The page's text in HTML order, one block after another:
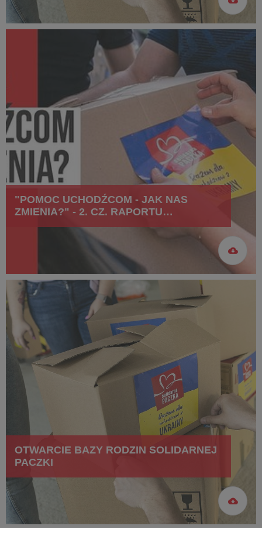
"POMOC UCHODŹCOM - JAK NAS
ZMIENIA?" - 2. CZ. RAPORTU
SZLACHETNEJ PACZKI
OTWARCIE BAZY RODZIN SOLIDARNEJ
PACZKI